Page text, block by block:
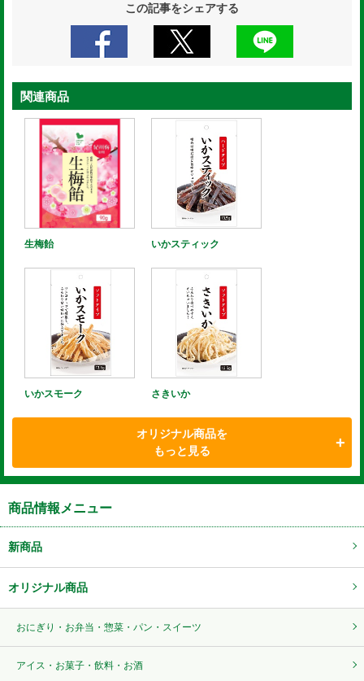
この記事をシェアする
関連商品
生梅飴 いかスティック
いかスモーク さきいか
オリジナル商品を
もっと見る
商品情報メニュー
新商品
オリジナル商品
おにぎり・お弁当・惣菜・パン・スイーツ
アイス・お菓子・飲料・お酒